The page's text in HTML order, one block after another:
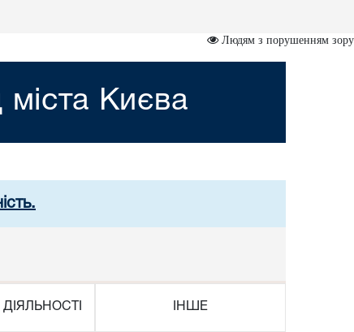
Людям з порушенням зору
міста Києва
ІНШЕ